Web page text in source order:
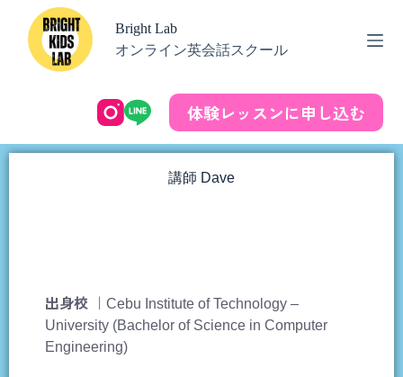
Bright Lab
オンライン英会話スクール
体験レッスンに申し込む
講師 Dave
出身校 ｜ Cebu Institute of Technology –
University (Bachelor of Science in Computer
Engineering)